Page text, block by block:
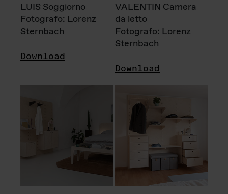
LUIS Soggiorno
Fotografo: Lorenz
Sternbach
Download
VALENTIN Camera
da letto
Fotografo: Lorenz
Sternbach
Download